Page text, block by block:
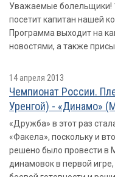
Уважаемые болельщики!
посетит капитан нашей
Программа выходит на
новостями, а также
14 апреля 2013
Чемпионат России.
Уренгой) - «Динамо»
«Дружба» в этот раз
«Факела», поскольку и
решено было провести в
динамовок в первой